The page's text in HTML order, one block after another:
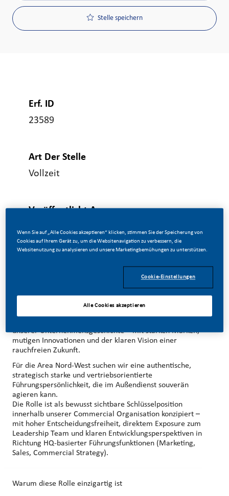
Stelle speichern
Erf. ID
23589
Art Der Stelle
Vollzeit
Veröffentlicht Am
Führe eine starke Organisation – und präge die
Transformation einer ganzen Branche
unserer Unternehmensgeschichte – mit starken Marken,
mutigen Innovationen und der klaren Vision einer
rauchfreien Zukunft.
Für die Area Nord-West suchen wir eine authentische,
strategisch starke und vertriebsorientierte
Führungspersönlichkeit, die im Außendienst souverän
agieren kann.
Die Rolle ist als bewusst sichtbare Schlüsselposition
innerhalb unserer Commercial Organisation konzipiert –
mit hoher Entscheidungsfreiheit, direktem Exposure zum
Leadership Team und klaren Entwicklungsperspektiven in
Richtung HQ‑basierter Führungsfunktionen (Marketing,
Sales, Commercial Strategy).
Warum diese Rolle einzigartig ist
Wenn Sie auf „Alle Cookies akzeptieren“ klicken, stimmen Sie der Speicherung von
Cookies auf Ihrem Gerät zu, um die Websitenavigation zu verbessern, die
Websitenutzung zu analysieren und unsere Marketingbemühungen zu unterstützen.
Cookie-Einstellungen
Alle Cookies akzeptieren